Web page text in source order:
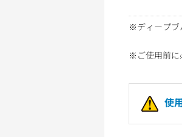
※ディープブ
※ご使用前に
使